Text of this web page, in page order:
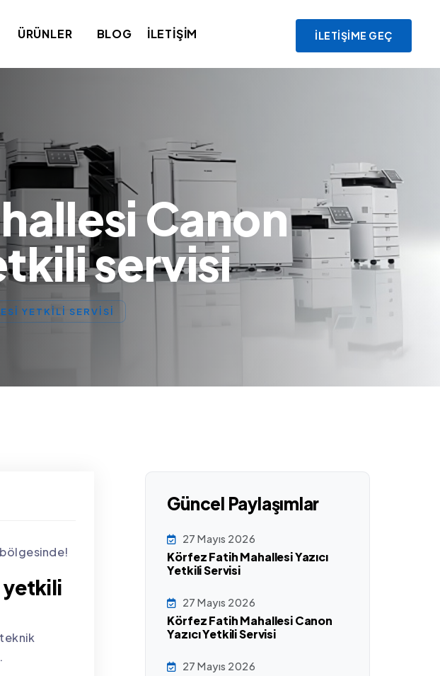
ÜRÜNLER BLOG İLETIŞIM İLETIŞIME GEÇ
Canon
servisi
YETKILI SERVISI
bölgesinde!
yetkili
teknik
Güncel Paylaşımlar
27 Mayıs 2026
Körfez Fatih Mahallesi Yazıcı
Yetkili Servisi
27 Mayıs 2026
Körfez Fatih Mahallesi Canon
Yazıcı Yetkili Servisi
27 Mayıs 2026